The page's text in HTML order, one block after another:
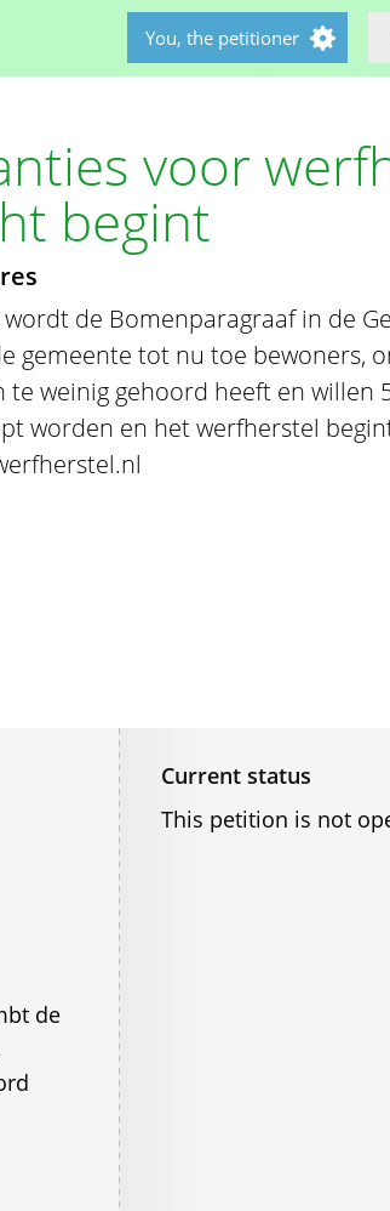
You, the petitioner
voor
begint
wordt de Bomenparagraaf in de
gemeente tot nu toe bewoners,
te weinig gehoord heeft en willen
worden en het werfherstel
de
Current status
This petition is not